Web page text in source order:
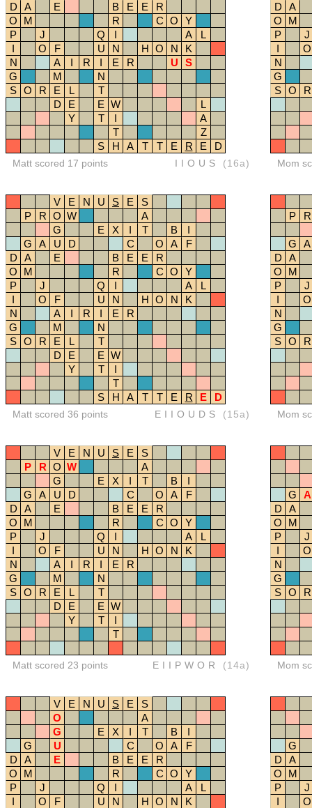
D
A E B E E
R
O
M R C O
Y
P
J Q I A
L
I
O F U N H O N
K
N
A I R I E R U
S
G
M
N
S O R E L
T
D
E E W
L
Y
T I
A
T
Z
S
H A T T E R E D
Matt scored 17 points IIOUS (16a)
D
A
O
M
P
J
I
O
N
G
S O R
Mom
V E N U S E
S
P
R O W
A
G
E X I T B
I
G
A U D C O A
F
D
A E B E E
R
O
M R C O
Y
P
J Q I A
L
I
O F U N H O N
K
N
A I R I E
R
G
M
N
S O R E L
T
D
E E W
Y
T
I
T
S
H A T T E R E D
Matt scored 36 points EIIOUDS (15a)
P R
G
A
D
A
O
M
P
J
I
O
N
G
S O R
Mom
V E N U S E
S
P
R O W
A
G
E X I T B
I
G
A U D C O A
F
D
A E B E E
R
O
M R C O
Y
P
J Q I A
L
I
O F U N H O N
K
N
A I R I E
R
G
M
N
S O R E L
T
D
E E W
Y
T
I
T
Matt scored 23 points EIIPWOR (14a)
G
A
D
A
O
M
P
J
I
O
N
G
S O R
Mom
V E N U S E
S
O
A
G
E X I T B
I
G
U C O A
F
D
A E B E E
R
O
M R C O
Y
P
J Q I A
L
I
O F U N H O N
K
G
D
A
O
M
P
J
I
O